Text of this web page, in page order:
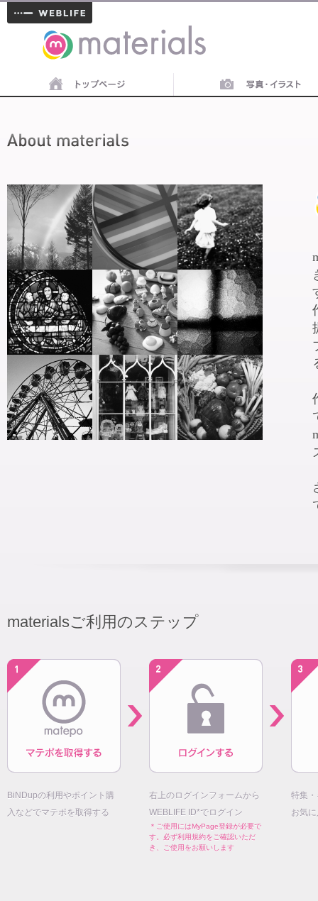
materials
materialsご利用のステップ
BiNDupの利用やポイント購
入などでマテポを取得する
右上のログインフォームから
WEBLIFE ID*でログイン
＊ご使用にはMyPage登録が必要で
す。必ず利用規約をご確認いただ
き、ご使用をお願いします
特集
お気